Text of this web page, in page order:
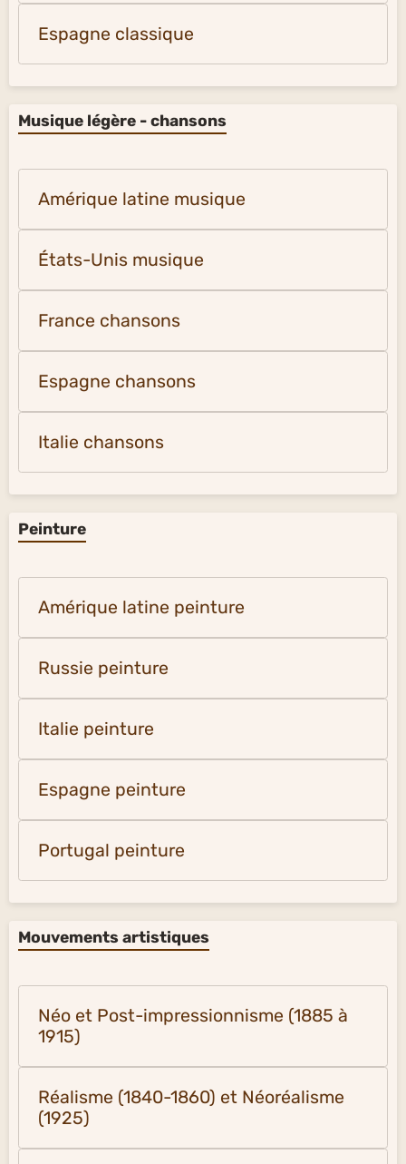
Espagne classique
Musique légère - chansons
Amérique latine musique
États-Unis musique
France chansons
Espagne chansons
Italie chansons
Peinture
Amérique latine peinture
Russie peinture
Italie peinture
Espagne peinture
Portugal peinture
Mouvements artistiques
Néo et Post-impressionnisme (1885 à
1915)
Réalisme (1840-1860) et Néoréalisme
(1925)